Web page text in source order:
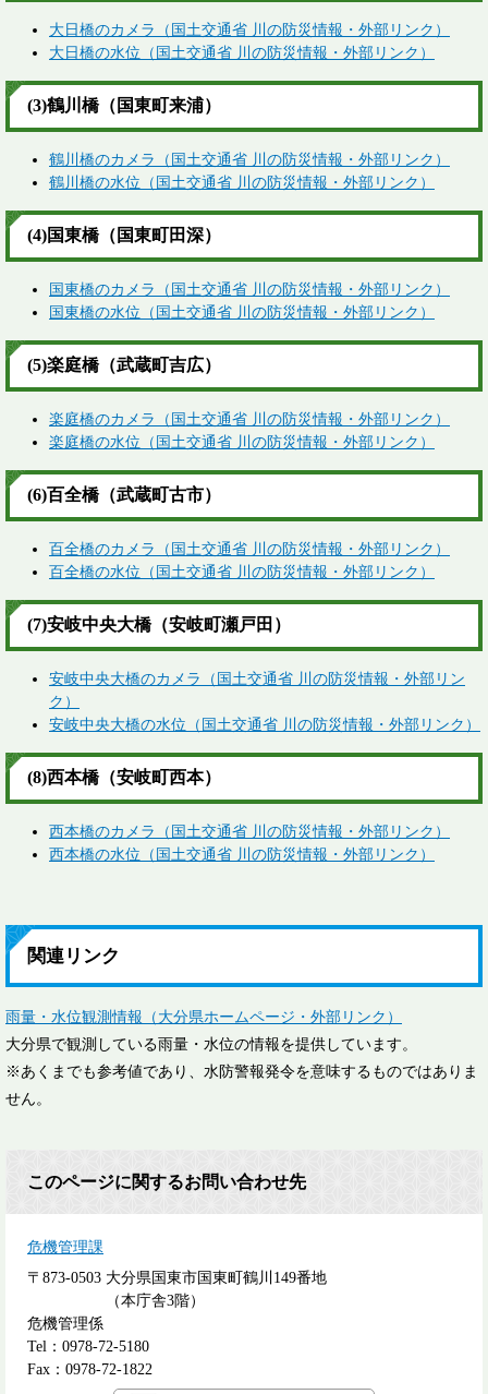
大日橋のカメラ（国土交通省 川の防災情報・外部リンク）
大日橋の水位（国土交通省 川の防災情報・外部リンク）
(3)鶴川橋（国東町来浦）
鶴川橋のカメラ（国土交通省 川の防災情報・外部リンク）
鶴川橋の水位（国土交通省 川の防災情報・外部リンク）
(4)国東橋（国東町田深）
国東橋のカメラ（国土交通省 川の防災情報・外部リンク）
国東橋の水位（国土交通省 川の防災情報・外部リンク）
(5)楽庭橋（武蔵町吉広）
楽庭橋のカメラ（国土交通省 川の防災情報・外部リンク）
楽庭橋の水位（国土交通省 川の防災情報・外部リンク）
(6)百全橋（武蔵町古市）
百全橋のカメラ（国土交通省 川の防災情報・外部リンク）
百全橋の水位（国土交通省 川の防災情報・外部リンク）
(7)安岐中央大橋（安岐町瀬戸田）
安岐中央大橋のカメラ（国土交通省 川の防災情報・外部リン
ク）
安岐中央大橋の水位（国土交通省 川の防災情報・外部リンク）
(8)西本橋（安岐町西本）
西本橋のカメラ（国土交通省 川の防災情報・外部リンク）
西本橋の水位（国土交通省 川の防災情報・外部リンク）
関連リンク
雨量・水位観測情報（大分県ホームページ・外部リンク）
大分県で観測している雨量・水位の情報を提供しています。
※あくまでも参考値であり、水防警報発令を意味するものではありま
せん。
このページに関するお問い合わせ先
危機管理課
〒873-0503 大分県国東市国東町鶴川149番地
（本庁舎3階）
危機管理係
Tel：0978-72-5180
Fax：0978-72-1822